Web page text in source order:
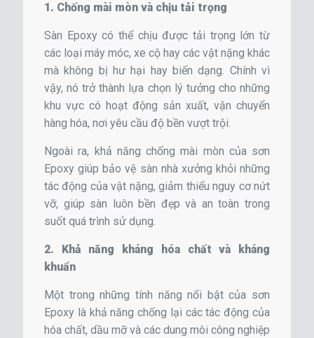
1. Chống mài mòn và chịu tải trọng
Sàn Epoxy có thể chịu được tải trọng lớn từ
các loại máy móc, xe cộ hay các vật nặng khác
mà không bị hư hại hay biến dạng. Chính vì
vậy, nó trở thành lựa chọn lý tưởng cho những
khu vực có hoạt động sản xuất, vận chuyển
hàng hóa, nơi yêu cầu độ bền vượt trội.
Ngoài ra, khả năng chống mài mòn của sơn
Epoxy giúp bảo vệ sàn nhà xưởng khỏi những
tác động của vật nặng, giảm thiểu nguy cơ nứt
vỡ, giúp sàn luôn bền đẹp và an toàn trong
suốt quá trình sử dụng.
2. Khả năng kháng hóa chất và kháng
khuẩn
Một trong những tính năng nổi bật của sơn
Epoxy là khả năng chống lại các tác động của
hóa chất, dầu mỡ và các dung môi công nghiệp